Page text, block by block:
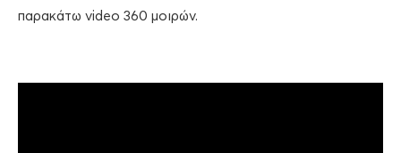
παρακάτω video 360 μοιρών.